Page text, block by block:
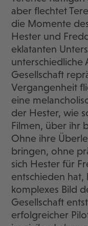
aber flechtet
die Momente
Hester und
eklatanten
unterschiedliche
Gesellschaft
Vergangenheit
eine
der Hester, wie
Filmen, über ihr
Ohne ihre
bringen, ohne
sich Hester für
entschieden hat,
komplexes Bild
Gesellschaft
erfolgreicher